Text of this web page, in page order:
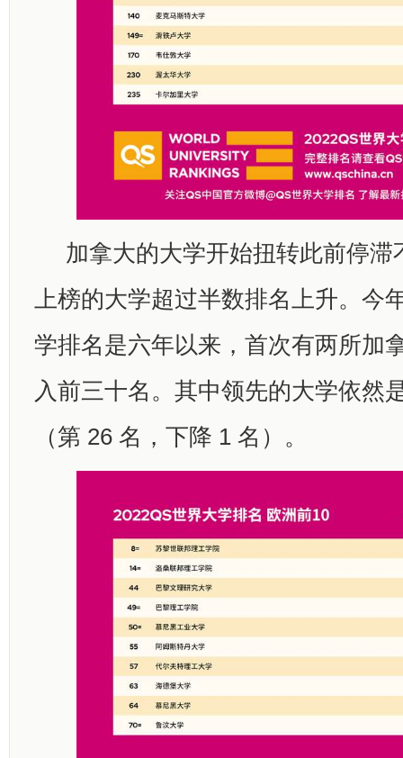
加拿大的大学开始扭转此前停滞
上榜的大学超过半数排名上升。今
学排名是六年以来，首次有两所加
入前三十名。其中领先的大学依然
（第 26 名，下降 1 名）。